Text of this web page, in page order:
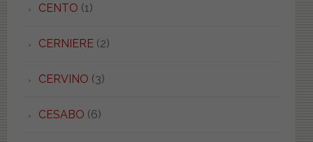
CENTO (1)
CERNIERE(2)
CERVINO (3)
CESABO (6)